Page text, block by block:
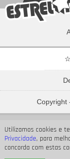
Utilizamos cookies e
Privacidade, para
concorda com estas
Relembre os
Copyright